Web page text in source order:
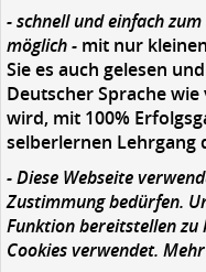
- schnell und einfach
möglich - mit nur
Sie es auch gelesen
Deutscher Sprache
wird, mit 100%
selberlernen Lehrgang
- Diese Webseite
Zustimmung bedürfen.
Funktion bereitstellen zu
Cookies verwendet.